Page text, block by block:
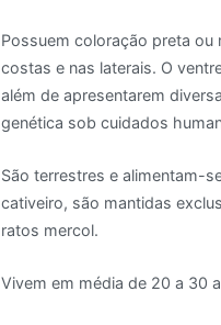
Possuem coloração preta
costas e nas laterais. O
além de apresentarem
genética sob cuidados
São terrestres e alimentam-
cativeiro, são mantidas
ratos mercol.
Vivem em média de 20 a 30